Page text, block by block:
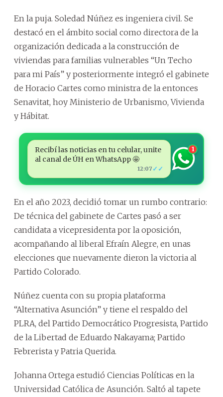
En la puja. Soledad Núñez es ingeniera civil. Se
destacó en el ámbito social como directora de la
organización dedicada a la construcción de
viviendas para familias vulnerables “Un Techo
para mi País” y posteriormente integró el gabinete
de Horacio Cartes como ministra de la entonces
Senavitat, hoy Ministerio de Urbanismo, Vivienda
y Hábitat.
Recibí las noticias en tu celular, unite
al canal de ÚH en WhatsApp 🤩
12:07 ✓✓
1
En el año 2023, decidió tomar un rumbo contrario:
De técnica del gabinete de Cartes pasó a ser
candidata a vicepresidenta por la oposición,
acompañando al liberal Efraín Alegre, en unas
elecciones que nuevamente dieron la victoria al
Partido Colorado.
Núñez cuenta con su propia plataforma
“Alternativa Asunción” y tiene el respaldo del
PLRA, del Partido Democrático Progresista, Partido
de la Libertad de Eduardo Nakayama; Partido
Febrerista y Patria Querida.
Johanna Ortega estudió Ciencias Políticas en la
Universidad Católica de Asunción. Saltó al tapete